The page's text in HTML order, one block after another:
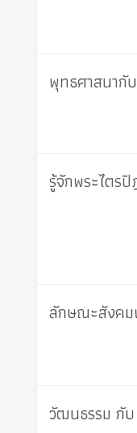
พุทธศาสนากั
รู้จักพระไตร
ลักษณะสังค
วัฒนธรรม กั